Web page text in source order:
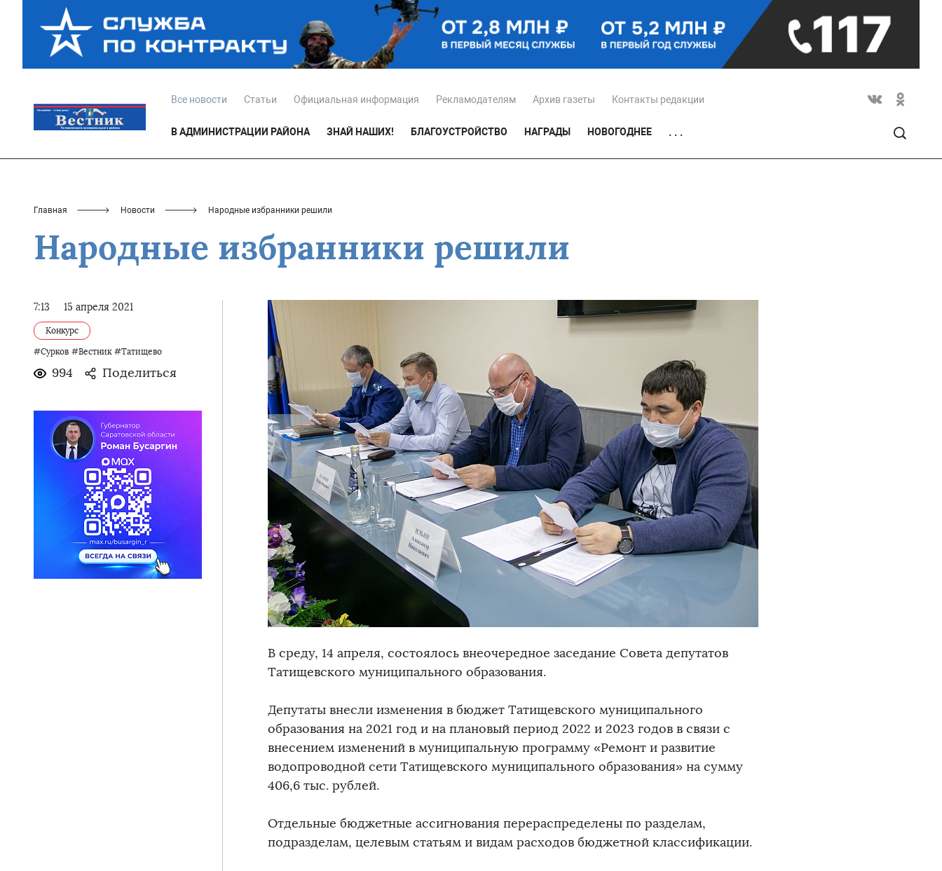
Все новости Статьи Официальная информация Рекламодателям Архив газеты Контакты редакции
В АДМИНИСТРАЦИИ РАЙОНА ЗНАЙ НАШИХ! БЛАГОУСТРОЙСТВО НАГРАДЫ НОВОГОДНЕЕ . . .
Главная Новости Народные избранники решили
Народные избранники решили
7:13 15 апреля 2021
Конкурс
#Сурков #Вестник #Татищево
994 Поделиться
В среду, 14 апреля, состоялось внеочередное заседание Совета депутатов
Татищевского муниципального образования.
Депутаты внесли изменения в бюджет Татищевского муниципального
образования на 2021 год и на плановый период 2022 и 2023 годов в связи с
внесением изменений в муниципальную программу «Ремонт и развитие
водопроводной сети Татищевского муниципального образования» на сумму
406,6 тыс. рублей.
Отдельные бюджетные ассигнования перераспределены по разделам,
подразделам, целевым статьям и видам расходов бюджетной классификации.